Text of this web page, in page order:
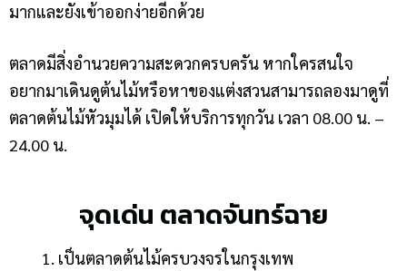
มากและยังเข้าออกง่ายอีกด้วย
ตลาดมีสิ่งอำนวยความสะดวกครบครัน หากใครสนใจ
อยากมาเดินดูต้นไม้หรือหาของแต่งสวนสามารถลองมาดูที่
ตลาดต้นไม้หัวมุมได้ เปิดให้บริการทุกวัน เวลา 08.00 น. –
24.00 น.
จุดเด่น ตลาดจันทร์ฉาย
เป็นตลาดต้นไม้ครบวงจรในกรุงเทพ